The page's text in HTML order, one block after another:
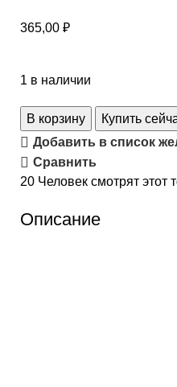
365,00 ₽
1 в наличии
В корзину
Купить
Добавить в список
Сравнить
20 Человек смотрят этот
Описание